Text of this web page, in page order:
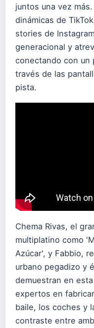
juntos una vez
dinámicas de
stories de
generacional y
conectando con un
través de las
pista.
Chema Rivas, el
multiplatino como
Azúcar', y Fabbio,
urbano pegadizo y
demuestran en
expertos en
baile, los coches y
contraste entre